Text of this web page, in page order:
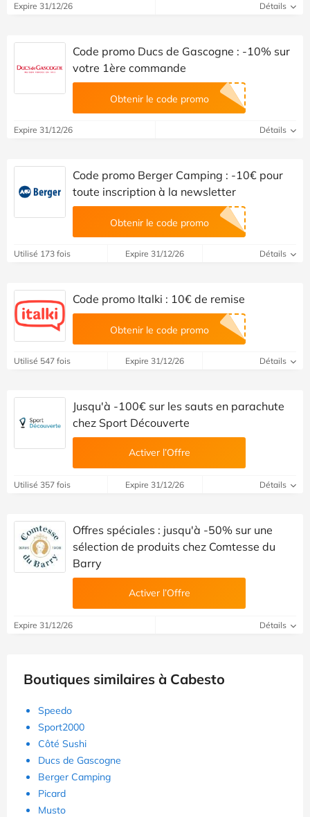
Expire 31/12/26 Détails
Code promo Ducs de Gascogne : -10% sur
votre 1ère commande
Obtenir le code promo
Expire 31/12/26 Détails
Code promo Berger Camping : -10€ pour
toute inscription à la newsletter
Obtenir le code promo
Utilisé 173 fois Expire 31/12/26 Détails
Code promo Italki : 10€ de remise
Obtenir le code promo
Utilisé 547 fois Expire 31/12/26 Détails
Jusqu'à -100€ sur les sauts en parachute
chez Sport Découverte
Activer l’Offre
Utilisé 357 fois Expire 31/12/26 Détails
Offres spéciales : jusqu'à -50% sur une
sélection de produits chez Comtesse du
Barry
Activer l’Offre
Expire 31/12/26 Détails
Boutiques similaires à Cabesto
Speedo
Sport2000
Côté Sushi
Ducs de Gascogne
Berger Camping
Picard
Musto